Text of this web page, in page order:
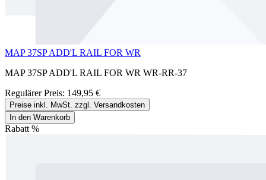
MAP 37SP ADD'L RAIL FOR WR
MAP 37SP ADD'L RAIL FOR WR WR-RR-37
Regulärer Preis: 149,95 €
Preise inkl. MwSt. zzgl. Versandkosten
In den Warenkorb
Rabatt %